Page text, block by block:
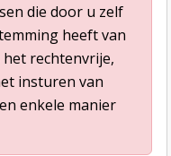
die door u zelf
heeft van
rechtenvrije,
insturen van
enkele manier